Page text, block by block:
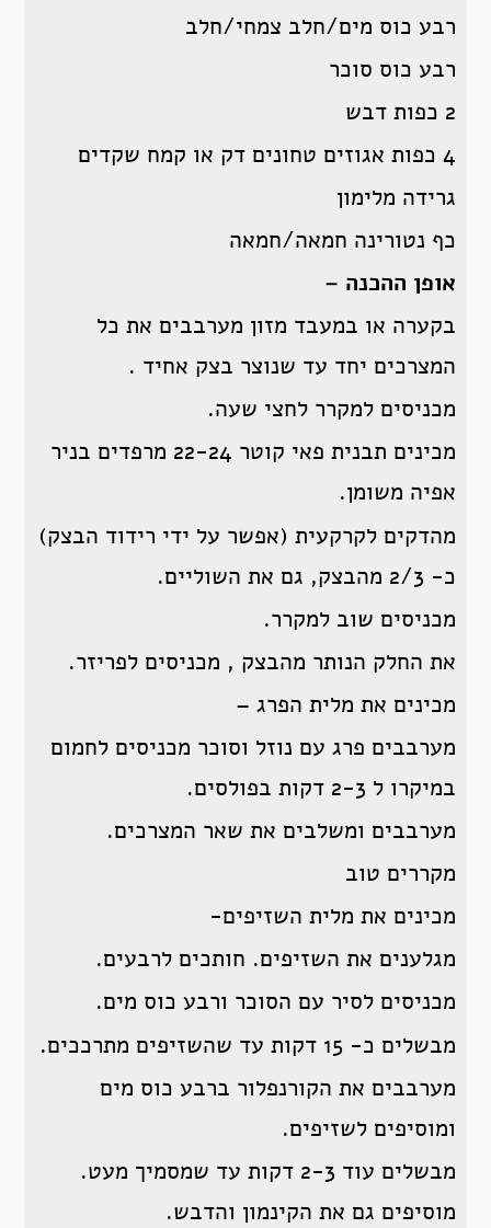
רבע כוס מים/חלב צמחי/חלב
רבע כוס סוכר
2 כפות דבש
4 כפות אגוזים טחונים דק או קמח שקדים
גרידה מלימון
כף נטורינה חמאה/חמאה
אופן ההכנה –
בקערה או במעבד מזון מערבבים את כל
המצרכים יחד עד שנוצר בצק אחיד .
מכניסים למקרר לחצי שעה.
מכינים תבנית פאי קוטר 22-24 מרפדים בניר
אפיה משומן.
מהדקים לקרקעית (אפשר על ידי רידוד הבצק)
כ- 2/3 מהבצק, גם את השוליים.
מכניסים שוב למקרר.
את החלק הנותר מהבצק , מכניסים לפריזר.
מכינים את מלית הפרג –
מערבבים פרג עם נוזל וסוכר מכניסים לחמום
במיקרו ל 2-3 דקות בפולסים.
מערבבים ומשלבים את שאר המצרכים.
מקררים טוב
מכינים את מלית השזיפים-
מגלענים את השזיפים. חותכים לרבעים.
מכניסים לסיר עם הסוכר ורבע כוס מים.
מבשלים כ- 15 דקות עד שהשזיפים מתרככים.
מערבבים את הקורנפלור ברבע כוס מים
ומוסיפים לשזיפים.
מבשלים עוד 2-3 דקות עד שמסמיך מעט.
מוסיפים גם את הקינמון והדבש.